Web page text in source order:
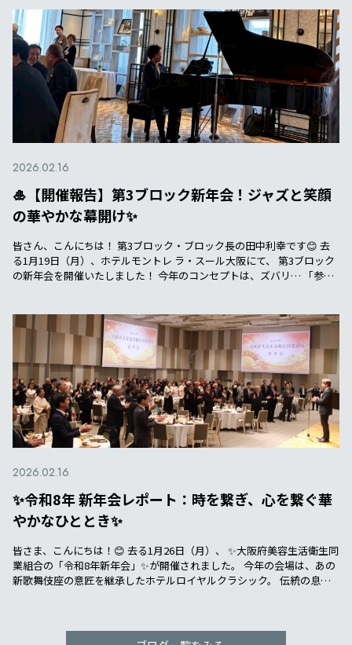
2026.02.16
🎍【開催報告】第3ブロック新年会！ジャズと笑顔
の華やかな幕開け✨
皆さん、こんにちは！ 第3ブロック・ブロック長の田中利幸です😊 去
る1月19日（月）、ホテルモントレ ラ・スール大阪にて、 第3ブロック
の新年会を開催いたしました！ 今年のコンセプトは、ズバリ… 「参…
2026.02.16
✨令和8年 新年会レポート：時を繋ぎ、心を繋ぐ華
やかなひととき✨
皆さま、こんにちは！😊 去る1月26日（月）、 ✨大阪府美容生活衛生同
業組合の「令和8年新年会」✨が開催されました。 今年の会場は、あの
新歌舞伎座の意匠を継承したホテルロイヤルクラシック。 伝統の息